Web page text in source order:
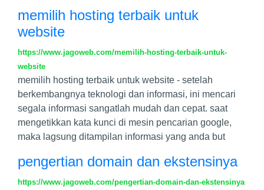
memilih hosting terbaik untuk
website
https://www.jagoweb.com/memilih-hosting-terbaik-untuk-
website
memilih hosting terbaik untuk website - setelah
berkembangnya teknologi dan informasi, ini mencari
segala informasi sangatlah mudah dan cepat. saat
mengetikkan kata kunci di mesin pencarian google,
maka lagsung ditampilan informasi yang anda but
pengertian domain dan ekstensinya
https://www.jagoweb.com/pengertian-domain-dan-ekstensinya